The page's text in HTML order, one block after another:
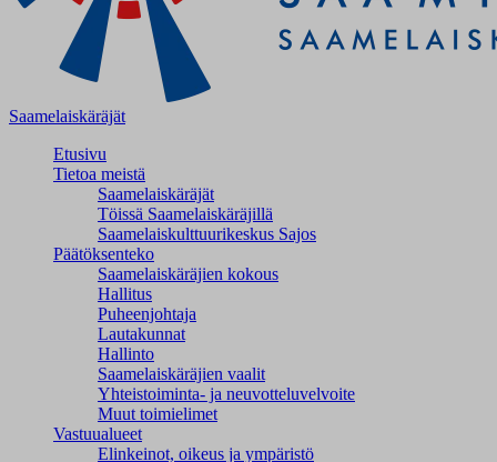
Saamelaiskäräjät
Etusivu
Tietoa meistä
Saamelaiskäräjät
Töissä Saamelaiskäräjillä
Saamelaiskulttuuri­keskus Sajos
Päätöksenteko
Saamelaiskäräjien kokous
Hallitus
Puheenjohtaja
Lautakunnat
Hallinto
Saamelaiskäräjien vaalit
Yhteistoiminta- ja neuvotteluvelvoite
Muut toimielimet
Vastuualueet
Elinkeinot, oikeus ja ympäristö